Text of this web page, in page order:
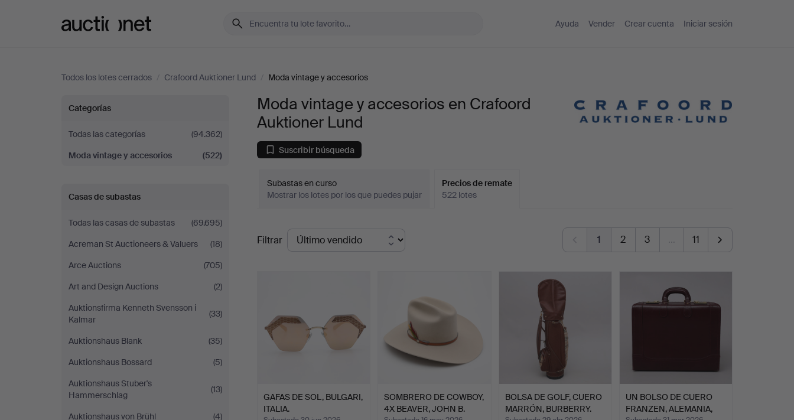
Ayuda Vender Crear cuenta Iniciar sesión
Todos los lotes cerrados / Crafoord Auktioner Lund / Moda vintage y accesorios
Moda
vintage
y
accesorios
en
Crafoord
Auktioner
Lund
Categorías
Todas las categorías
(94.362)
Moda vintage y accesorios
(522)
Casas de subastas
Todas las casas de subastas
(69.695)
Acreman St Auctioneers & Valuers
(18)
Arce Auctions
(705)
Art and Design Auctions
(2)
Auktionsfirma Kenneth Svensson i
Kalmar
(33)
Auktionshaus Blank
(35)
Auktionshaus Bossard
(5)
Auktionshaus Stuber's
Hammerschlag
(13)
Auktionshaus von Brühl
(4)
Moda vintage y accesorios en Crafoord
Auktioner Lund
Suscribir búsqueda
Subastas en curso
Mostrar los lotes por los que puedes pujar
Precios de remate
522 lotes
Precios
de
Filtrar 1 2 3 … 11
GAFAS DE SOL, BULGARI,
ITALIA.
SOMBRERO DE COWBOY,
4X BEAVER, JOHN B.
BOLSA DE GOLF, CUERO
MARRÓN, BURBERRY.
UN BOLSO DE CUERO
FRANZEN, ALEMANIA,